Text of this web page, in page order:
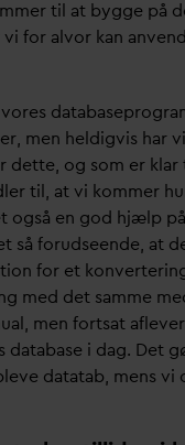
til at bygge på
for alvor kan
d
men heldigvis har
dette, og som er
til, at vi kommer
også en god hjælp
så forudseende, at
for et
med det samme
men fortsat
database i dag. Det
datatab, mens vi